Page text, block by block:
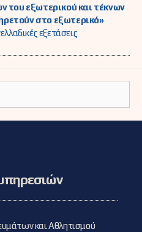
του εξωτερικού και τέκνων
στο εξωτερικό»
εξετάσεις
και Αθλητισμού